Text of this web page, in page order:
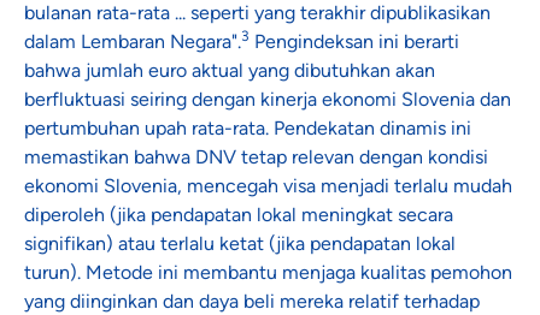
bulanan rata-rata ... seperti yang terakhir dipublikasikan
dalam Lembaran Negara".3 Pengindeksan ini berarti
bahwa jumlah euro aktual yang dibutuhkan akan
berfluktuasi seiring dengan kinerja ekonomi Slovenia dan
pertumbuhan upah rata-rata. Pendekatan dinamis ini
memastikan bahwa DNV tetap relevan dengan kondisi
ekonomi Slovenia, mencegah visa menjadi terlalu mudah
diperoleh (jika pendapatan lokal meningkat secara
signifikan) atau terlalu ketat (jika pendapatan lokal
turun). Metode ini membantu menjaga kualitas pemohon
yang diinginkan dan daya beli mereka relatif terhadap